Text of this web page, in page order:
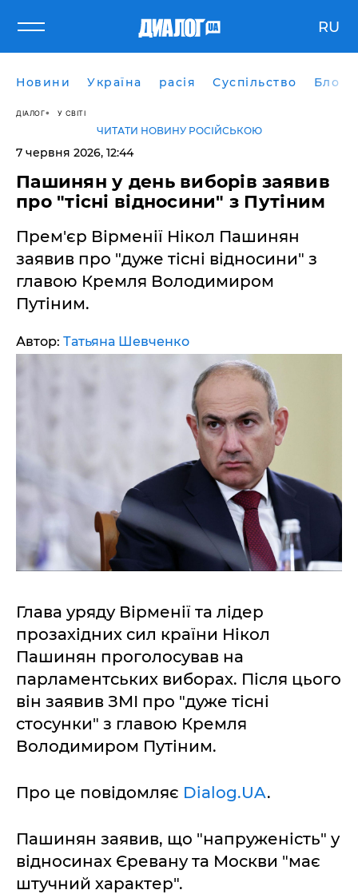
RU
Новини Україна расія Суспільство Блоги
ДІАЛОГ У СВІТІ
ЧИТАТИ НОВИНУ РОСІЙСЬКОЮ
7 червня 2026, 12:44
Пашинян у день виборів заявив
про "тісні відносини" з Путіним
Прем'єр Вірменії Нікол Пашинян
заявив про "дуже тісні відносини" з
главою Кремля Володимиром
Путіним.
Автор: Татьяна Шевченко
Глава уряду Вірменії та лідер
прозахідних сил країни Нікол
Пашинян проголосував на
парламентських виборах. Після цього
він заявив ЗМІ про "дуже тісні
стосунки" з главою Кремля
Володимиром Путіним.
Про це повідомляє Dialog.UA.
Пашинян заявив, що "напруженість" у
відносинах Єревану та Москви "має
штучний характер".